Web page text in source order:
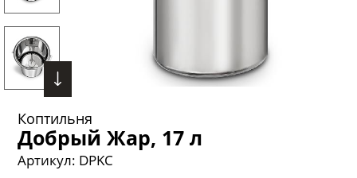
Коптильня
Добрый Жар, 17 л
Артикул: DPKC